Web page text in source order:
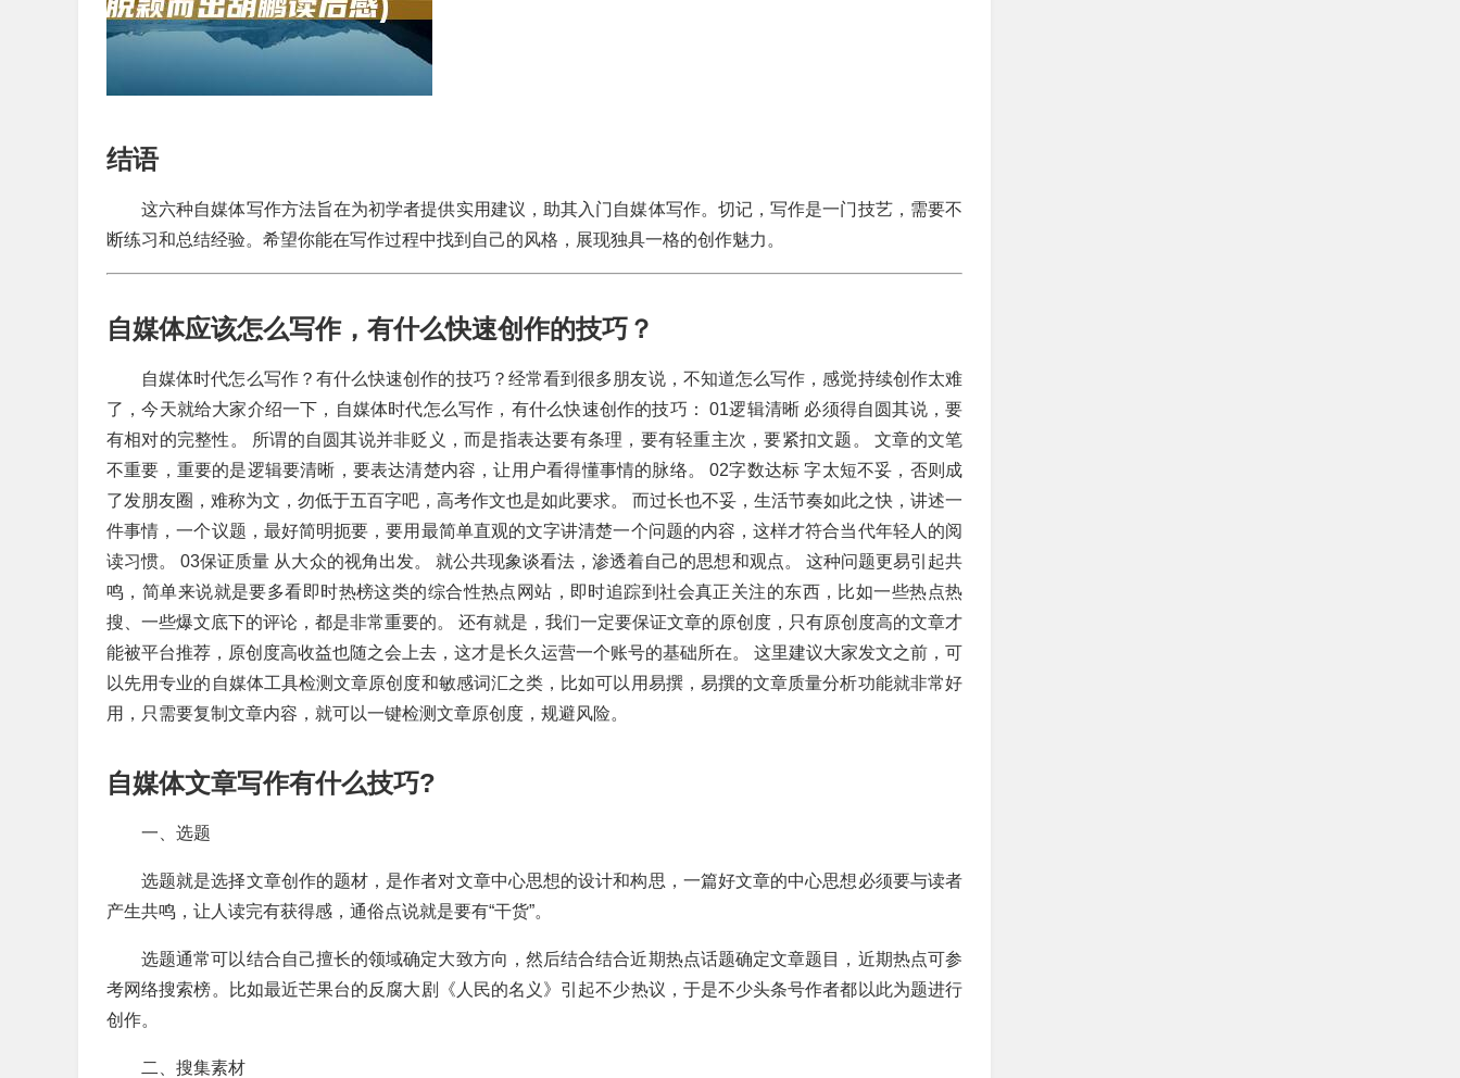
结语
这六种自媒体写作方法旨在为初学者提供实用建议，助其入门自媒体写作。切记，写作是一门技艺，需要不
断练习和总结经验。希望你能在写作过程中找到自己的风格，展现独具一格的创作魅力。
自媒体应该怎么写作，有什么快速创作的技巧？
自媒体时代怎么写作？有什么快速创作的技巧？经常看到很多朋友说，不知道怎么写作，感觉持续创作太难
了，今天就给大家介绍一下，自媒体时代怎么写作，有什么快速创作的技巧：01逻辑清晰 必须得自圆其说，要
有相对的完整性。 所谓的自圆其说并非贬义，而是指表达要有条理，要有轻重主次，要紧扣文题。 文章的文笔
不重要，重要的是逻辑要清晰，要表达清楚内容，让用户看得懂事情的脉络。02字数达标字太短不妥，否则成
了发朋友圈，难称为文，勿低于五百字吧，高考作文也是如此要求。 而过长也不妥，生活节奏如此之快，讲述一
件事情，一个议题，最好简明扼要，要用最简单直观的文字讲清楚一个问题的内容，这样才符合当代年轻人的阅
读习惯。03保证质量 从大众的视角出发。 就公共现象谈看法，渗透着自己的思想和观点。 这种问题更易引起共
鸣，简单来说就是要多看即时热榜这类的综合性热点网站，即时追踪到社会真正关注的东西，比如一些热点热
搜、一些爆文底下的评论，都是非常重要的。 还有就是，我们一定要保证文章的原创度，只有原创度高的文章才
能被平台推荐，原创度高收益也随之会上去，这才是长久运营一个账号的基础所在。 这里建议大家发文之前，可
以先用专业的自媒体工具检测文章原创度和敏感词汇之类，比如可以用易撰，易撰的文章质量分析功能就非常好
用，只需要复制文章内容，就可以一键检测文章原创度，规避风险。
自媒体文章写作有什么技巧?
一、选题
选题就是选择文章创作的题材，是作者对文章中心思想的设计和构思，一篇好文章的中心思想必须要与读者
产生共鸣，让人读完有获得感，通俗点说就是要有“干货”。
选题通常可以结合自己擅长的领域确定大致方向，然后结合结合近期热点话题确定文章题目，近期热点可参
考网络搜索榜。比如最近芒果台的反腐大剧《人民的名义》引起不少热议，于是不少头条号作者都以此为题进行
创作。
二、搜集素材